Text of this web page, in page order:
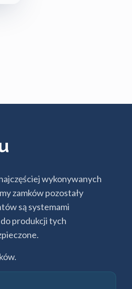
wykonywanych
zamków pozostały
są systemami
produkcji tych